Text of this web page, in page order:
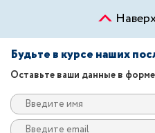
Будьте в курсе наших
Оставьте ваши данные в